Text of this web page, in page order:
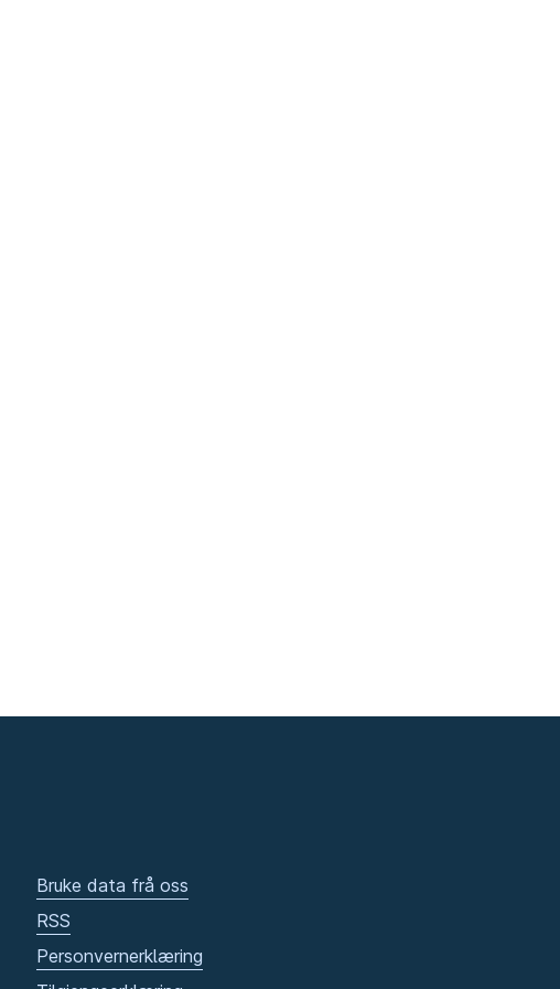
Bruke data frå oss
RSS
Personvernerklæring